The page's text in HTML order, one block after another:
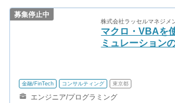
募集停止中
株式会社ラッセルマネジメ
マクロ・VBAを
ミュレーション
金融/FinTech コンサルティング 東京都
エンジニア/プログラミング